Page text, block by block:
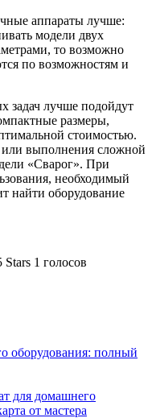
аппараты лучше:
модели двух
то возможно
по возможностям и
задач лучше подойдут
размеры,
стоимостью.
выполнения сложной
«Сварог». При
необходимый
найти оборудование
1 голосов
оборудования: полный
для домашнего
от мастера